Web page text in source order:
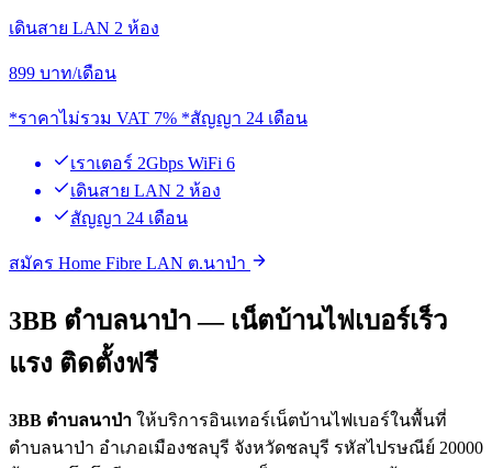
เดินสาย LAN 2 ห้อง
899 บาท/เดือน
*ราคาไม่รวม VAT 7% *สัญญา 24 เดือน
เราเตอร์ 2Gbps WiFi 6
เดินสาย LAN 2 ห้อง
สัญญา 24 เดือน
สมัคร Home Fibre LAN ต.นาป่า
3BB ตำบลนาป่า — เน็ตบ้านไฟเบอร์เร็ว
แรง ติดตั้งฟรี
3BB ตำบลนาป่า ให้บริการอินเทอร์เน็ตบ้านไฟเบอร์ในพื้นที่
ตำบลนาป่า อำเภอเมืองชลบุรี จังหวัดชลบุรี รหัสไปรษณีย์ 20000